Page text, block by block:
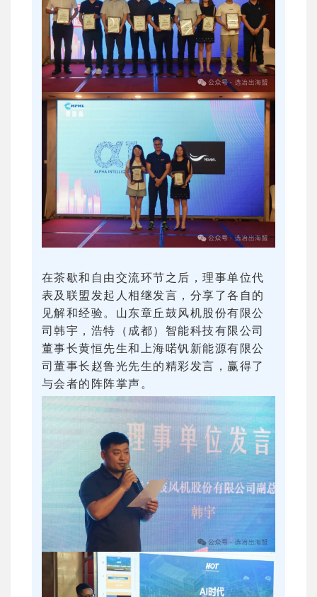
在茶歇和自由交流环节之后，理事单位代
表及联盟发起人相继发言，分享了各自的
见解和经验。山东章丘鼓风机股份有限公
司韩宇，浩特（成都）智能科技有限公司
董事长黄恒先生和上海喏钒新能源有限公
司董事长赵鲁光先生的精彩发言，赢得了
与会者的阵阵掌声。